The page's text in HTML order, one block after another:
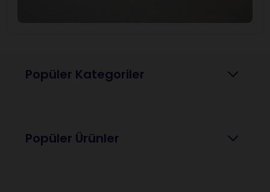
Popüler Kategoriler
Popüler Ürünler